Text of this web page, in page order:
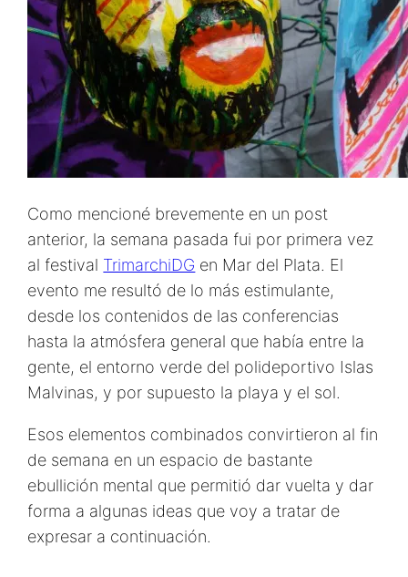
Como mencioné brevemente en un post
anterior, la semana pasada fui por primera vez
al festival TrimarchiDG en Mar del Plata. El
evento me resultó de lo más estimulante,
desde los contenidos de las conferencias
hasta la atmósfera general que había entre la
gente, el entorno verde del polideportivo Islas
Malvinas, y por supuesto la playa y el sol.
Esos elementos combinados convirtieron al fin
de semana en un espacio de bastante
ebullición mental que permitió dar vuelta y dar
forma a algunas ideas que voy a tratar de
expresar a continuación.